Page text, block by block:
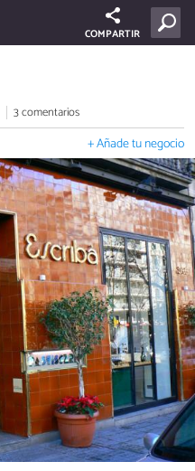
COMPARTIR
3 comentarios
+ Añade tu negocio